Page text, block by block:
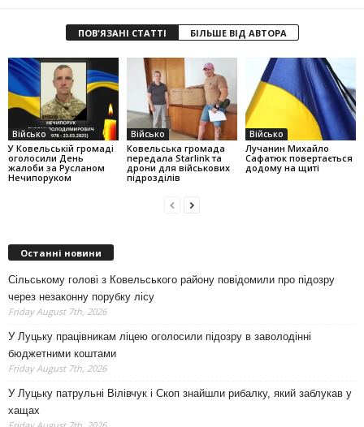
ПОВ'ЯЗАНІ СТАТТІ БІЛЬШЕ ВІД АВТОРА
Військо
У Ковельській громаді
оголосили День
жалоби за Русланом
Нечипоруком
Військо
Ковельська громада
передала Starlink та
дрони для військових
підрозділів
Військо
Лучанин Михайло
Сафатюк повертається
додому на щиті
Останні новини
Сільському голові з Ковельського району повідомили про підозру
через незаконну порубку лісу
Friday August 7th, 2026
У Луцьку працівникам ліцею оголосили підозру в заволодінні
бюджетними коштами
Friday August 7th, 2026
У Луцьку патрульні Вілівчук і Скоп знайшли рибалку, який заблукав у
хащах